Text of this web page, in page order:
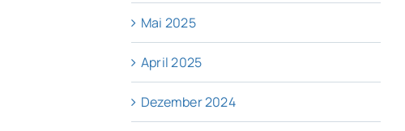
Mai 2025
April 2025
Dezember 2024